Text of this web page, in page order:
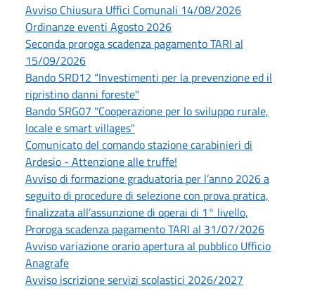
Avviso Chiusura Uffici Comunali 14/08/2026
Ordinanze eventi Agosto 2026
Seconda proroga scadenza pagamento TARI al
15/09/2026
Bando SRD12 “Investimenti per la prevenzione ed il
ripristino danni foreste"
Bando SRG07 "Cooperazione per lo sviluppo rurale,
locale e smart villages"
Comunicato del comando stazione carabinieri di
Ardesio - Attenzione alle truffe!
Avviso di formazione graduatoria per l’anno 2026 a
seguito di procedure di selezione con prova pratica,
finalizzata all’assunzione di operai di 1° livello,
Proroga scadenza pagamento TARI al 31/07/2026
Avviso variazione orario apertura al pubblico Ufficio
Anagrafe
Avviso iscrizione servizi scolastici 2026/2027